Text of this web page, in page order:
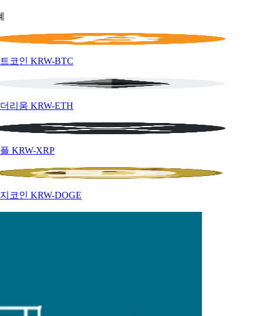
코인 KRW-BTC
리움 KRW-ETH
KRW-XRP
코인 KRW-DOGE